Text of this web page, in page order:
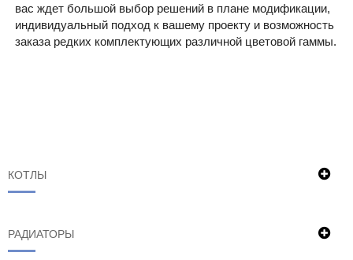
вас ждет большой выбор решений в плане модификации,
индивидуальный подход к вашему проекту и возможность
заказа редких комплектующих различной цветовой гаммы.
КОТЛЫ
РАДИАТОРЫ